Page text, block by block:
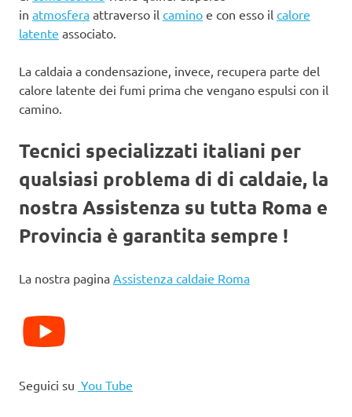
in atmosfera attraverso il camino e con esso il calore
latente associato.
La caldaia a condensazione, invece, recupera parte del
calore latente dei fumi prima che vengano espulsi con il
camino.
Tecnici specializzati italiani per
qualsiasi problema di di caldaie, la
nostra Assistenza su tutta Roma e
Provincia è garantita sempre !
La nostra pagina Assistenza caldaie Roma
Seguici su You Tube